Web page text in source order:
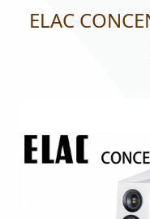
ELAC